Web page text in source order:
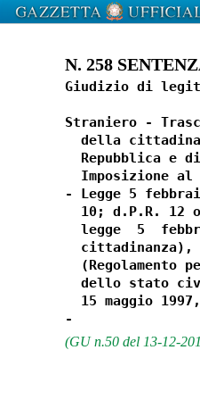
N. 258
Giudizio di
Straniero -
della
Repubblica e
Imposizione al
- Legge 5
10; d.P.R. 12
legge  5
cittadinanza),
(Regolamento
dello stato
15 maggio
(GU n.50 del 13-12-